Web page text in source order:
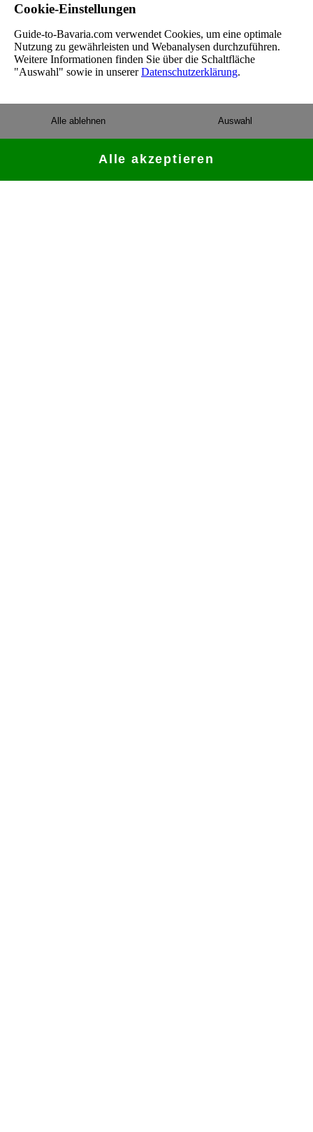
Cookie-Einstellungen
Guide-to-Bavaria.com verwendet Cookies, um eine optimale
Nutzung zu gewährleisten und Webanalysen durchzuführen.
Weitere Informationen finden Sie über die Schaltfläche
"Auswahl" sowie in unsererDatenschutzerklärung.
Auswahl
Alle ablehnen
Alle akzeptieren